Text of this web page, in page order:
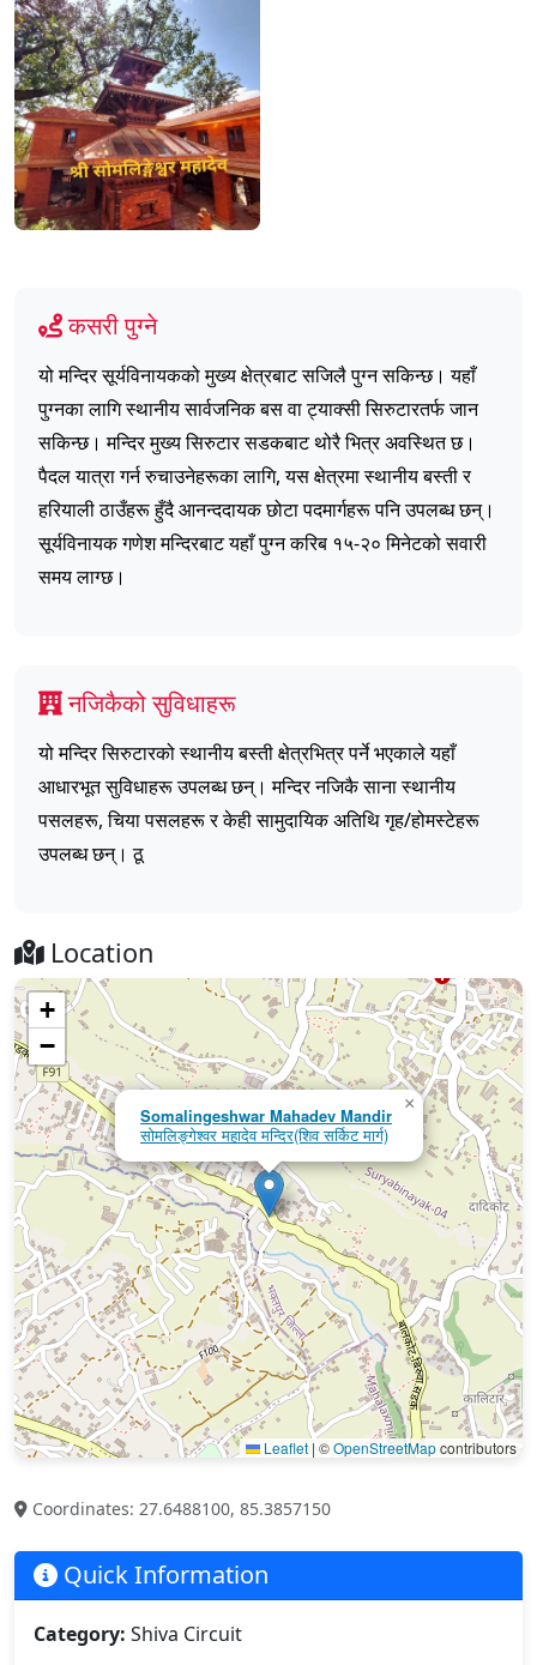
कसरी पुग्ने
यो मन्दिर सूर्यविनायकको मुख्य क्षेत्रबाट सजिलै पुग्न सकिन्छ। यहाँ
पुग्नका लागि स्थानीय सार्वजनिक बस वा ट्याक्सी सिरुटारतर्फ जान
सकिन्छ। मन्दिर मुख्य सिरुटार सडकबाट थोरै भित्र अवस्थित छ।
पैदल यात्रा गर्न रुचाउनेहरूका लागि, यस क्षेत्रमा स्थानीय बस्ती र
हरियाली ठाउँहरू हुँदै आनन्ददायक छोटा पदमार्गहरू पनि उपलब्ध छन्।
सूर्यविनायक गणेश मन्दिरबाट यहाँ पुग्न करिब १५-२० मिनेटको सवारी
समय लाग्छ।
नजिकैको सुविधाहरू
यो मन्दिर सिरुटारको स्थानीय बस्ती क्षेत्रभित्र पर्ने भएकाले यहाँ
आधारभूत सुविधाहरू उपलब्ध छन्। मन्दिर नजिकै साना स्थानीय
पसलहरू, चिया पसलहरू र केही सामुदायिक अतिथि गृह/होमस्टेहरू
उपलब्ध छन्। ठू
Location
Somalingeshwar Mahadev Mandir
सोमलिङ्गेश्वर महादेव मन्दिर(शिव सर्किट मार्ग)
×
+
−
Leaflet | ©OpenStreetMapcontributors
Coordinates: 27.6488100, 85.3857150
Quick Information
Category: Shiva Circuit